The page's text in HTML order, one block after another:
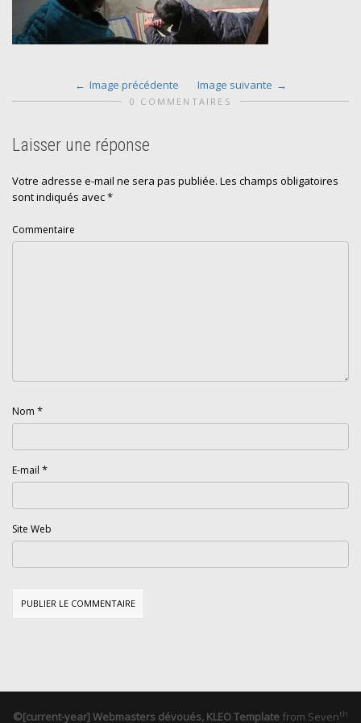
Image précédente Image suivante
0 COMMENTAIRES
Laisser une réponse
Votre adresse e-mail ne sera pas publiée. Les champs obligatoires
sont indiqués avec*
Commentaire
Nom *
E-mail *
Site Web
©[current-year] Webmasters dévoués, KLEO Template from Seventh